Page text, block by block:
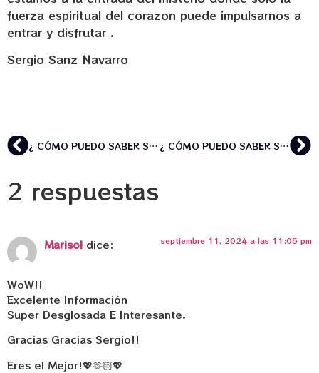
fuerza espiritual del corazon puede impulsarnos a
entrar y disfrutar .
Sergio Sanz Navarro
¿ CÓMO PUEDO SABER SI ESTOY LISTO PARA TOMAR AYAHUASCA O BUFO ALVARIUS? ¿ CÓMO PUEDO SABER SI ESTOY LISTO PARA TOMAR AYAHUASCA O BUFO ALVARIUS?
2 respuestas
Marisol dice: septiembre 11, 2024 a las 11:05 pm
WoW!!
Excelente Información
Super Desglosada E Interesante.
Gracias Gracias Sergio!!
Eres el Mejor!💖🫶🏻💖